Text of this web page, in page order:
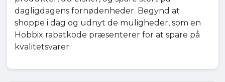
dagligdagens fornødenheder. Begynd at
shoppe i dag og udnyt de muligheder, som en
Hobbix rabatkode præsenterer for at spare på
kvalitetsvarer.